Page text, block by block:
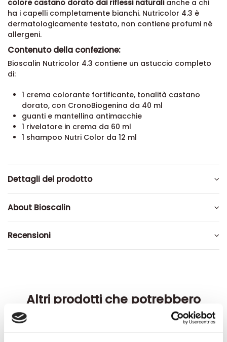
colore castano dorato dai riflessi naturalianche a chi
ha i capelli completamente bianchi. Nutricolor 4.3 è
dermatologicamente testato, non contiene profumi né
allergeni.
Contenuto della confezione:
Bioscalin Nutricolor 4.3 contiene un astuccio completo
di:
1 crema colorante fortificante, tonalità castano
dorato, con CronoBiogenina da 40 ml
guanti e mantellina antimacchie
1 rivelatore in crema da 60 ml
1 shampoo Nutri Color da 12 ml
Dettagli del prodotto
About Bioscalin
Recensioni
Altri prodotti che potrebbero